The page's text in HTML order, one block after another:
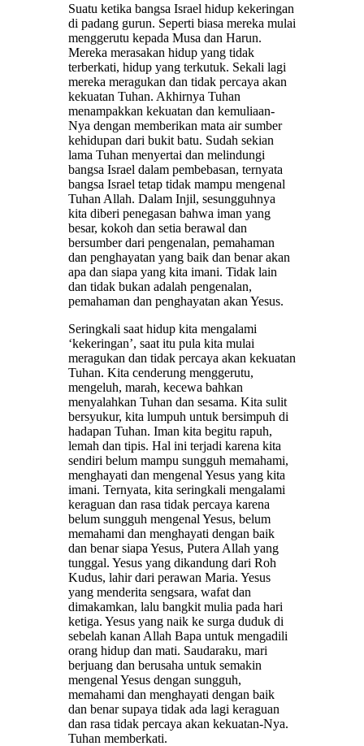
Suatu ketika bangsa Israel hidup kekeringan
di padang gurun. Seperti biasa mereka mulai
menggerutu kepada Musa dan Harun.
Mereka merasakan hidup yang tidak
terberkati, hidup yang terkutuk. Sekali lagi
mereka meragukan dan tidak percaya akan
kekuatan Tuhan. Akhirnya Tuhan
menampakkan kekuatan dan kemuliaan-
Nya dengan memberikan mata air sumber
kehidupan dari bukit batu. Sudah sekian
lama Tuhan menyertai dan melindungi
bangsa Israel dalam pembebasan, ternyata
bangsa Israel tetap tidak mampu mengenal
Tuhan Allah. Dalam Injil, sesungguhnya
kita diberi penegasan bahwa iman yang
besar, kokoh dan setia berawal dan
bersumber dari pengenalan, pemahaman
dan penghayatan yang baik dan benar akan
apa dan siapa yang kita imani. Tidak lain
dan tidak bukan adalah pengenalan,
pemahaman dan penghayatan akan Yesus.
Seringkali saat hidup kita mengalami
‘kekeringan’, saat itu pula kita mulai
meragukan dan tidak percaya akan kekuatan
Tuhan. Kita cenderung menggerutu,
mengeluh, marah, kecewa bahkan
menyalahkan Tuhan dan sesama. Kita sulit
bersyukur, kita lumpuh untuk bersimpuh di
hadapan Tuhan. Iman kita begitu rapuh,
lemah dan tipis. Hal ini terjadi karena kita
sendiri belum mampu sungguh memahami,
menghayati dan mengenal Yesus yang kita
imani. Ternyata, kita seringkali mengalami
keraguan dan rasa tidak percaya karena
belum sungguh mengenal Yesus, belum
memahami dan menghayati dengan baik
dan benar siapa Yesus, Putera Allah yang
tunggal. Yesus yang dikandung dari Roh
Kudus, lahir dari perawan Maria. Yesus
yang menderita sengsara, wafat dan
dimakamkan, lalu bangkit mulia pada hari
ketiga. Yesus yang naik ke surga duduk di
sebelah kanan Allah Bapa untuk mengadili
orang hidup dan mati. Saudaraku, mari
berjuang dan berusaha untuk semakin
mengenal Yesus dengan sungguh,
memahami dan menghayati dengan baik
dan benar supaya tidak ada lagi keraguan
dan rasa tidak percaya akan kekuatan-Nya.
Tuhan memberkati.